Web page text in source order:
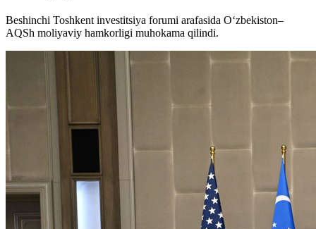
Beshinchi Toshkent investitsiya forumi arafasida O‘zbekiston–
AQSh moliyaviy hamkorligi muhokama qilindi.